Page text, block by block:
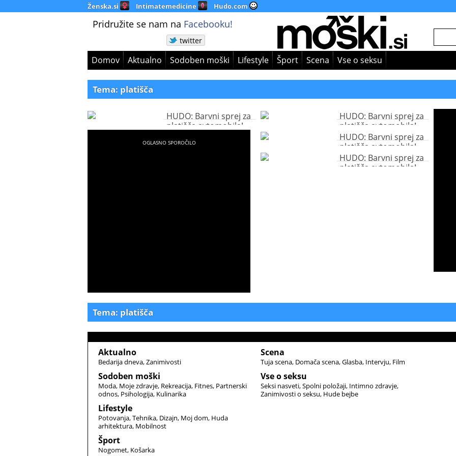
Ženska.si Intimatemedicine Hudo.com
Pridružite se nam na Facebooku!
twitter
Domov Aktualno Sodoben moški Lifestyle Šport Scena Vse o seksu
Tema: platišča
HUDO: Barvni sprej za
platišča avtomobila!
HUDO: Barvni sprej za
platišča avtomobila!
HUDO: Barvni sprej za
platišča avtomobila!
HUDO: Barvni sprej za
platišča avtomobila!
Tema: platišča
Aktualno
Bedarija dneva Zanimivosti
Sodoben moški
Moda Moje zdravje Rekreacija Fitnes Partnerski
odnos Psihologija Kulinarika
Lifestyle
Potovanja Tehnika Dizajn Moj dom Huda
arhitektura Mobilnost
Šport
Nogomet Košarka
Scena
Tuja scena Domača scena Glasba Intervju Film
Vse o seksu
Seksi nasveti Spolni položaji Intimno zdravje
Zanimivosti o seksu Hude bejbe